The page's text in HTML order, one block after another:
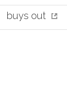
buys out